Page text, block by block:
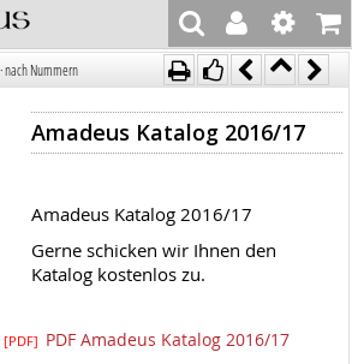
nach Nummern
Amadeus Katalog 2016/17
Amadeus Katalog 2016/17
Gerne schicken wir Ihnen den
Katalog kostenlos zu.
[PDF] PDF Amadeus Katalog 2016/17